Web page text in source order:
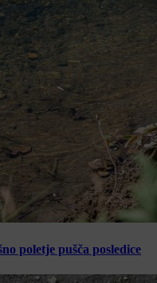
poletje pušča posledice